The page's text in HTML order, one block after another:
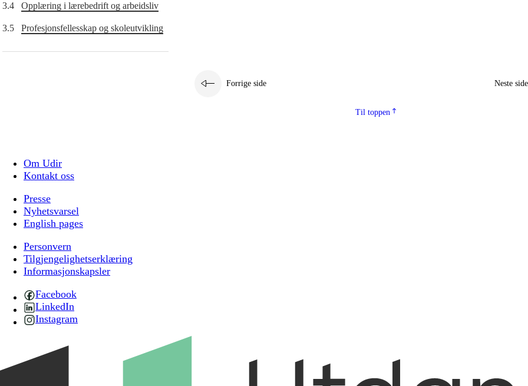
3.4 Opplæring i lærebedrift og arbeidsliv
3.5 Profesjonsfellesskap og skoleutvikling
Forrige side Neste side
Til toppen
Om Udir
Kontakt oss
Presse
Nyhetsvarsel
English pages
Personvern
Tilgjengelighetserklæring
Informasjonskapsler
Facebook
LinkedIn
Instagram